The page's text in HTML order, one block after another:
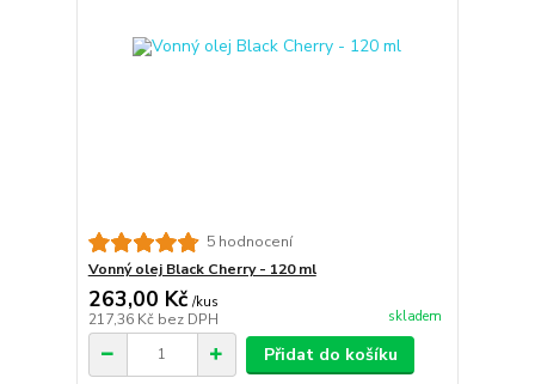
5 hodnocení
Vonný olej Black Cherry - 120 ml
263,00 Kč /kus
217,36 Kč bez DPH skladem
Přidat do košíku